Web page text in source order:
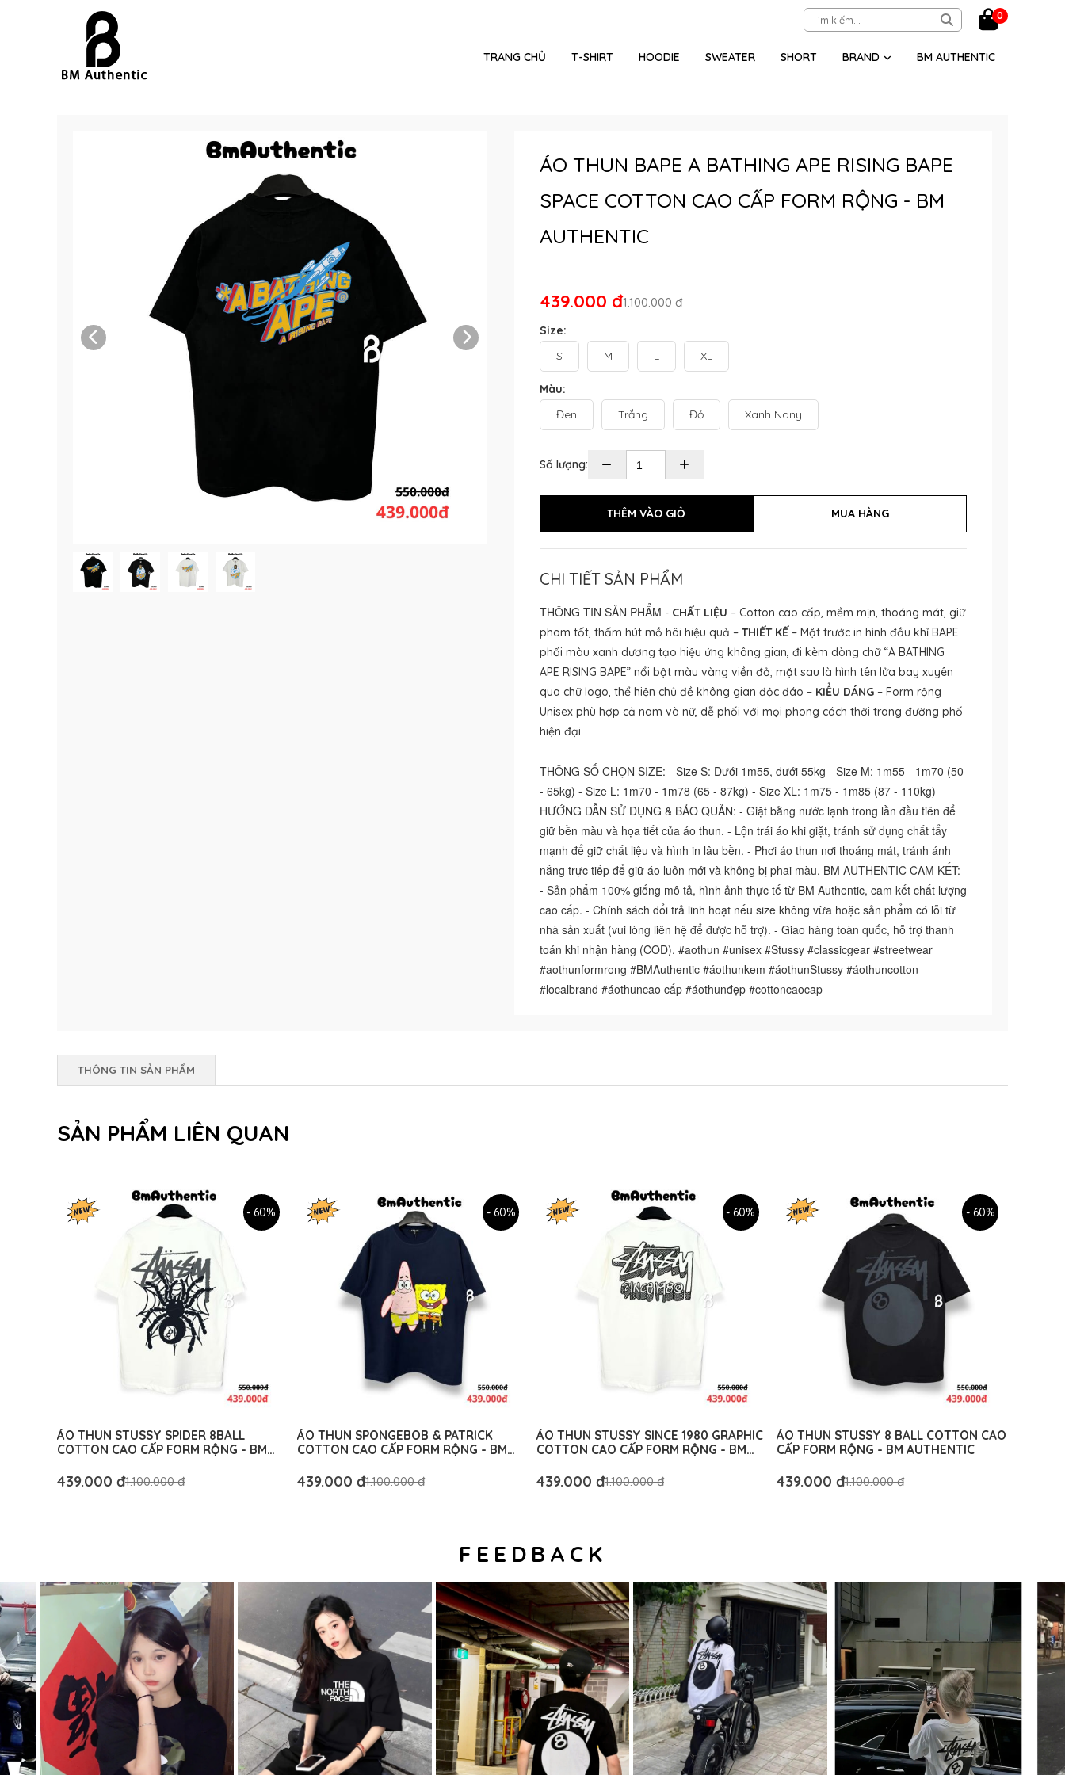
0
TRANG CHỦ T-SHIRT HOODIE SWEATER SHORT BRAND BM AUTHENTIC
ÁO THUN BAPE A BATHING APE RISING BAPE
SPACE COTTON CAO CẤP FORM RỘNG - BM
AUTHENTIC
1.100.000 đ
439.000 đ
Size:
S
M L XL
Màu:
Đen
Trắng Đỏ Xanh Nany
Số lượng:
CHI TIẾT SẢN PHẨM
THÔNG TIN SẢN PHẨM - CHẤT LIỆU – Cotton cao cấp, mềm mịn, thoáng mát, giữ
phom tốt, thấm hút mồ hôi hiệu quả – THIẾT KẾ– Mặt trước in hình đầu khỉ BAPE
phối màu xanh dương tạo hiệu ứng không gian, đi kèm dòng chữ “A BATHING
APE RISING BAPE” nổi bật màu vàng viền đỏ; mặt sau là hình tên lửa bay xuyên
qua chữ logo, thể hiện chủ đề không gian độc đáo – KIỂU DÁNG– Form rộng
Unisex phù hợp cả nam và nữ, dễ phối với mọi phong cách thời trang đường phố
hiện đại.
THÔNG SỐ CHỌN SIZE: - Size S: Dưới 1m55, dưới 55kg - Size M: 1m55 - 1m70 (50
- 65kg) - Size L: 1m70 - 1m78 (65 - 87kg) - Size XL: 1m75 - 1m85 (87 - 110kg)
HƯỚNG DẪN SỬ DỤNG & BẢO QUẢN: - Giặt bằng nước lạnh trong lần đầu tiên để
giữ bền màu và họa tiết của áo thun. - Lộn trái áo khi giặt, tránh sử dụng chất tẩy
mạnh để giữ chất liệu và hình in lâu bền. - Phơi áo thun nơi thoáng mát, tránh ánh
nắng trực tiếp để giữ áo luôn mới và không bị phai màu. BM AUTHENTIC CAM KẾT:
- Sản phẩm 100% giống mô tả, hình ảnh thực tế từ BM Authentic, cam kết chất lượng
cao cấp. - Chính sách đổi trả linh hoạt nếu size không vừa hoặc sản phẩm có lỗi từ
nhà sản xuất (vui lòng liên hệ để được hỗ trợ). - Giao hàng toàn quốc, hỗ trợ thanh
toán khi nhận hàng (COD). #aothun #unisex #Stussy #classicgear #streetwear
#aothunformrong #BMAuthentic #áothunkem #áothunStussy #áothuncotton
#localbrand #áothuncao cấp #áothunđẹp #cottoncaocap
THÔNG TIN SẢN PHẨM
SẢN PHẨM LIÊN QUAN
- 60%
ÁO THUN STUSSY SPIDER 8BALL
COTTON CAO CẤP FORM RỘNG - BM
439.000 đ1.100.000 đ
- 60%
ÁO THUN SPONGEBOB & PATRICK
COTTON CAO CẤP FORM RỘNG - BM
439.000 đ1.100.000 đ
- 60%
ÁO THUN STUSSY SINCE 1980 GRAPHIC
COTTON CAO CẤP FORM RỘNG - BM
439.000 đ1.100.000 đ
- 60%
ÁO THUN STUSSY 8 BALL COTTON CAO
CẤP FORM RỘNG - BM AUTHENTIC
439.000 đ1.100.000 đ
FEEDBACK